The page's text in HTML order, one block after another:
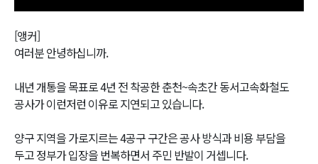
[앵커]
여러분 안녕하십니까.
내년 개통을 목표로 4년 전 착공한 춘천~속초간 동서고속화철도
공사가 이런저런 이유로 지연되고 있습니다.
양구 지역을 가로지르는 4공구 구간은 공사 방식과 비용 부담을
두고 정부가 입장을 번복하면서 주민 반발이 거셉니다.